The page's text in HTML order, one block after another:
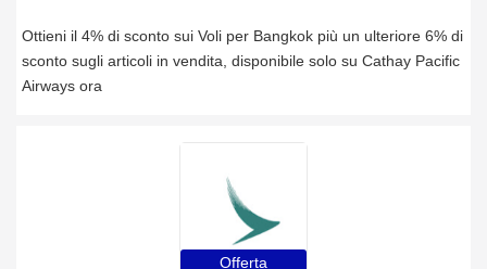
Ottieni il 4% di sconto sui Voli per Bangkok più un ulteriore 6% di
sconto sugli articoli in vendita, disponibile solo su Cathay Pacific
Airways ora
Offerta